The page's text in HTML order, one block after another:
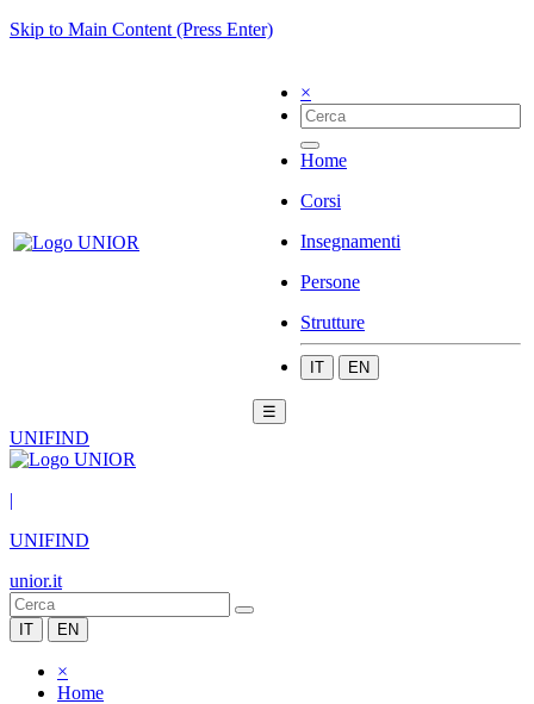
Skip to Main Content (Press Enter)
×
Home
Corsi
Insegnamenti
Persone
Strutture
IT EN
☰
UNIFIND
|
UNIFIND
unior.it
IT EN
×
Home